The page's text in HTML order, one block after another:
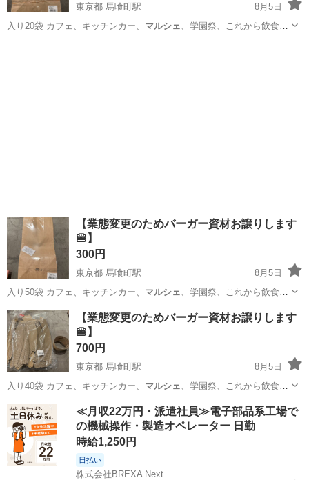
東京都 馬喰町駅
8月5日
入り20袋 カフェ、キッチンカー、 マルシェ、学園祭、これから飲食を
【業態変更のためバーガー資材お譲りします
🍔】
300円
東京都 馬喰町駅
8月5日
入り50袋 カフェ、キッチンカー、 マルシェ
、学園祭、これから飲食を
始める方にも…
東京 中央区 馬喰町駅 ラッピング用品 用紙
【業態変更のためバーガー資材お譲りします
🍔】
700円
東京都 馬喰町駅
8月5日
入り40袋 カフェ、キッチンカー、 マルシェ
、学園祭、これから飲食を
始める方にも…
東京 中央区 馬喰町駅 ラッピング用品 価格
≪月収22万円・派遣社員≫電子部品系工場で
の機械操作・製造オペレーター 日勤
時給1,250円
日払い
株式会社BREXA Next